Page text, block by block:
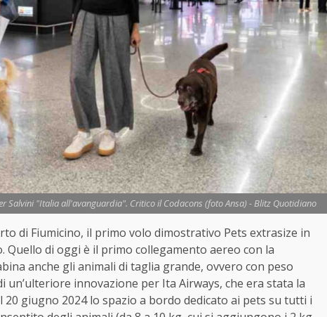
Salvini "Italia all'avanguardia". Critico il Codacons (foto Ansa) - Blitz Quotidiano
di Fiumicino, il primo volo dimostrativo Pets extrasize in
di oggi è il primo collegamento aereo con la
anche gli animali di taglia grande, ovvero con peso
innovazione per Ita Airways, che era stata la
giugno 2024 lo spazio a bordo dedicato ai pets su tutti i